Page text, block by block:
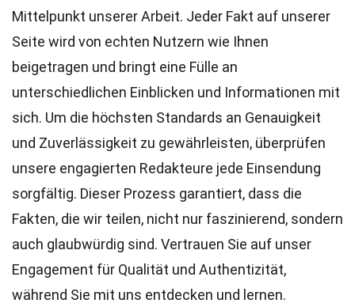
Mittelpunkt unserer Arbeit. Jeder Fakt auf unserer
Seite wird von echten Nutzern wie Ihnen
beigetragen und bringt eine Fülle an
unterschiedlichen Einblicken und Informationen mit
sich. Um die höchsten Standards an Genauigkeit
und Zuverlässigkeit zu gewährleisten, überprüfen
unsere engagierten Redakteure jede Einsendung
sorgfältig. Dieser Prozess garantiert, dass die
Fakten, die wir teilen, nicht nur faszinierend, sondern
auch glaubwürdig sind. Vertrauen Sie auf unser
Engagement für Qualität und Authentizität,
während Sie mit uns entdecken und lernen.